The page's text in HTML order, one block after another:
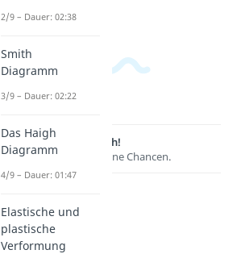
Lernen lohnt sich!
Entdecke hier deine Chancen.
2/9 – Dauer: 02:38
Smith
Diagramm
3/9 – Dauer: 02:22
Das Haigh
Diagramm
4/9 – Dauer: 01:47
Elastische und
plastische
Verformung